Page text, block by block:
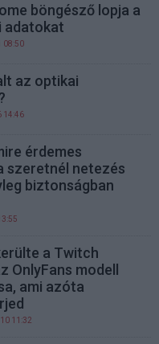
böngésző lopja a
adatokat
08:50
az optikai
14:46
érdemes
szeretnél netezés
biztonságban
a Twitch
OnlyFans modell
ami azóta
11:32